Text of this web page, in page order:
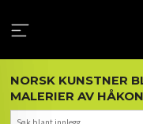
innholdet
NORSK KUNSTNER
MALERIER AV